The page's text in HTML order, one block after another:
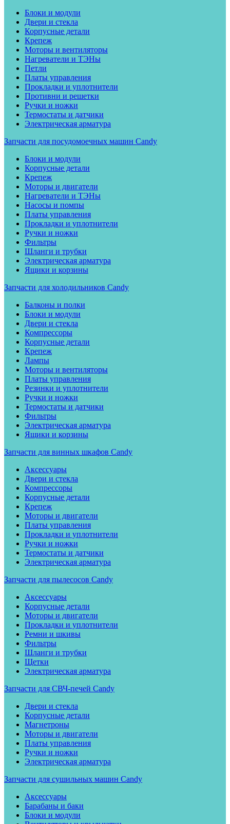
Блоки и модули
Двери и стекла
Корпусные детали
Крепеж
Моторы и вентиляторы
Нагреватели и ТЭНы
Петли
Платы управления
Прокладки и уплотнители
Противни и решетки
Ручки и ножки
Термостаты и датчики
Электрическая арматура
Запчасти для посудомоечных машин Candy
Блоки и модули
Корпусные детали
Крепеж
Моторы и двигатели
Нагреватели и ТЭНы
Насосы и помпы
Платы управления
Прокладки и уплотнители
Ручки и ножки
Фильтры
Шланги и трубки
Электрическая арматура
Ящики и корзины
Запчасти для холодильников Candy
Балконы и полки
Блоки и модули
Двери и стекла
Компрессоры
Корпусные детали
Крепеж
Лампы
Моторы и вентиляторы
Платы управления
Резинки и уплотнители
Ручки и ножки
Термостаты и датчики
Фильтры
Электрическая арматура
Ящики и корзины
Запчасти для винных шкафов Candy
Аксессуары
Двери и стекла
Компрессоры
Корпусные детали
Крепеж
Моторы и двигатели
Платы управления
Прокладки и уплотнители
Ручки и ножки
Термостаты и датчики
Электрическая арматура
Запчасти для пылесосов Candy
Аксессуары
Корпусные детали
Моторы и двигатели
Прокладки и уплотнители
Ремни и шкивы
Фильтры
Шланги и трубки
Щетки
Электрическая арматура
Запчасти для СВЧ-печей Candy
Двери и стекла
Корпусные детали
Магнетроны
Моторы и двигатели
Платы управления
Ручки и ножки
Электрическая арматура
Запчасти для сушильных машин Candy
Аксессуары
Барабаны и баки
Блоки и модули